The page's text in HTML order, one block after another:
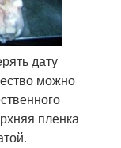
дату
можно
пленка